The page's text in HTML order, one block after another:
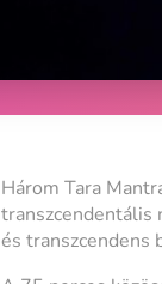
Három Tara
transzcendentális
és transzcendens